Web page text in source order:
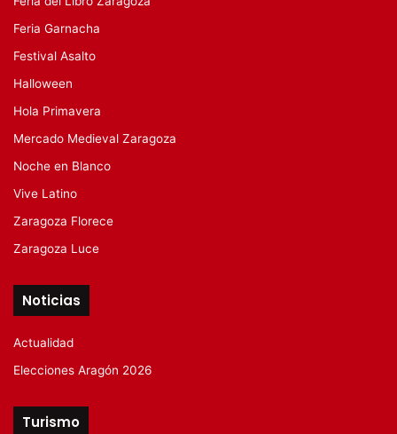
Feria Garnacha
Festival Asalto
Halloween
Hola Primavera
Mercado Medieval Zaragoza
Noche en Blanco
Vive Latino
Zaragoza Florece
Zaragoza Luce
Noticias
Actualidad
Elecciones Aragón 2026
Turismo